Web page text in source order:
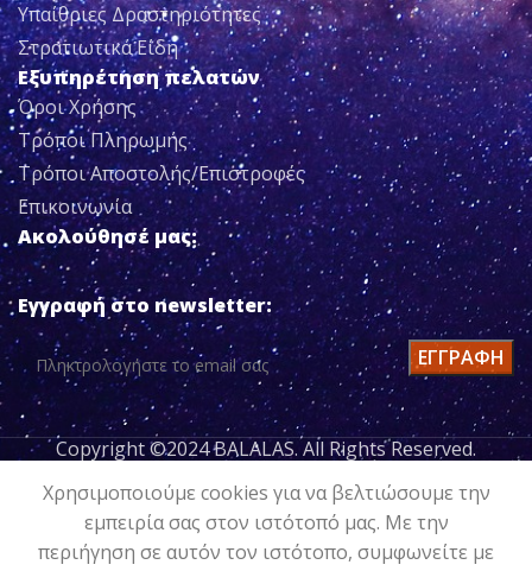
Υπαίθριες Δραστηριότητες
Στρατιωτικά Είδη
Εξυπηρέτηση πελατών
Όροι Χρήσης
Τρόποι Πληρωμής
Τρόποι Αποστολής/Επιστροφές
Επικοινωνία
Ακολούθησέ μας:
Εγγραφή στο newsletter:
Copyright ©2024 BALALAS. All Rights Reserved.
Χρησιμοποιούμε cookies για να βελτιώσουμε την
εμπειρία σας στον ιστότοπό μας. Με την
περιήγηση σε αυτόν τον ιστότοπο, συμφωνείτε με
ΚΑΛΤΣΑΚΙΑ
1379519
UNDER
ARMOR
Socks Y
11,00€
ΠΡΟΣΘΉΚΗ
ΣΤΟ
ΚΑΛΆΘΙ
Wishlist
Ο λογαριασμός μου